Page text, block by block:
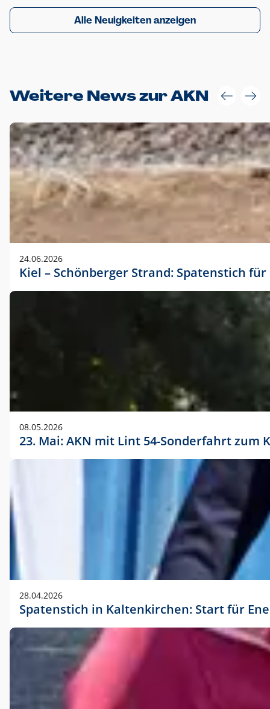
Alle Neuigkeiten anzeigen
Weitere News zur AKN
24.06.2026
Kiel – Schönberger Strand: Spatenstich
08.05.2026
23. Mai: AKN mit Lint 54-Sonderfahrt
28.04.2026
Spatenstich in Kaltenkirchen: Start für